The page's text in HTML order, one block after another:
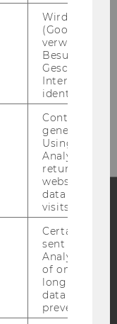
Blog
Bluesky
Wird von
(Google Tag
verwendet,
Besucher
Geschlecht
Interessen zu
identifizieren.
Contains a
generated
Using this
Analytics can
returning
website and
data from
visits.
Certain data
sent to
Analytics a
of once per
long as it is
data
prevented.